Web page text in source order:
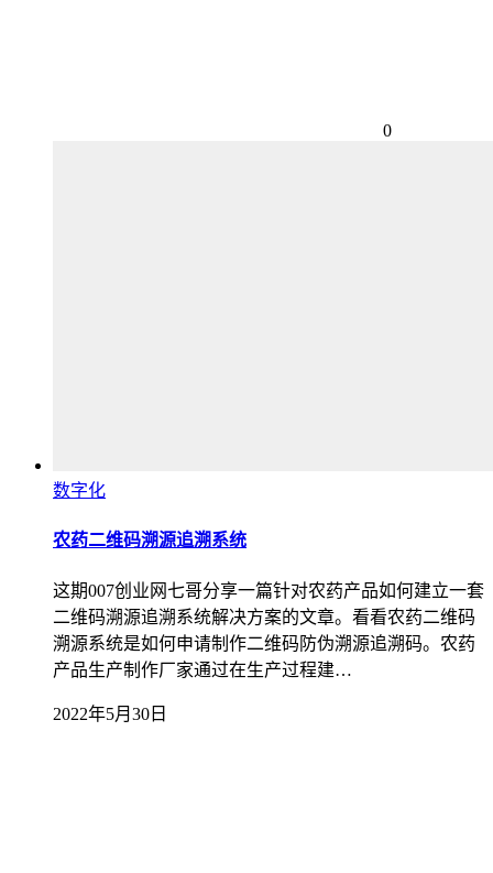
0
数字化
农药二维码溯源追溯系统
这期007创业网七哥分享一篇针对农药产品如何建立一套
二维码溯源追溯系统解决方案的文章。看看农药二维码
溯源系统是如何申请制作二维码防伪溯源追溯码。农药
产品生产制作厂家通过在生产过程建…
2022年5月30日